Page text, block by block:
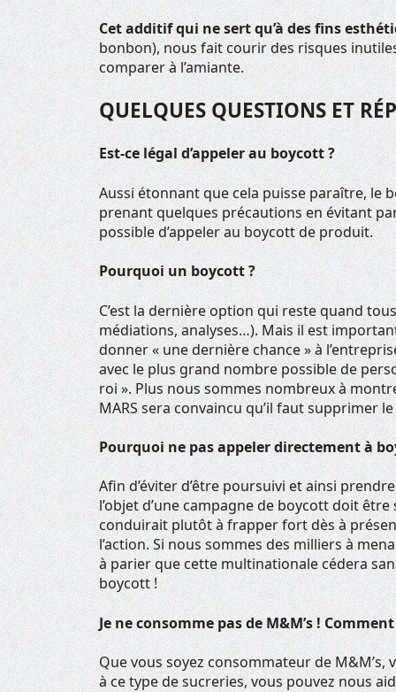
Cet additif qui ne sert qu’à des fins
bonbon), nous fait courir des risques
comparer à l’amiante.
QUELQUES QUESTIONS ET
Est-ce légal d’appeler au boycott ?
Aussi étonnant que cela puisse paraître, le
prenant quelques précautions en évitant
possible d’appeler au boycott de produit.
Pourquoi un boycott ?
C’est la dernière option qui reste quand
médiations, analyses…). Mais il est
donner « une dernière chance » à
avec le plus grand nombre possible de
roi ». Plus nous sommes nombreux à
MARS sera convaincu qu’il faut supprimer
Pourquoi ne pas appeler directement à
Afin d’éviter d’être poursuivi et ainsi
l’objet d’une campagne de boycott doit
conduirait plutôt à frapper fort dès à
l’action. Si nous sommes des milliers à
à parier que cette multinationale cédera
boycott !
Je ne consomme pas de M&M’s !
Que vous soyez consommateur de
à ce type de sucreries, vous pouvez nous